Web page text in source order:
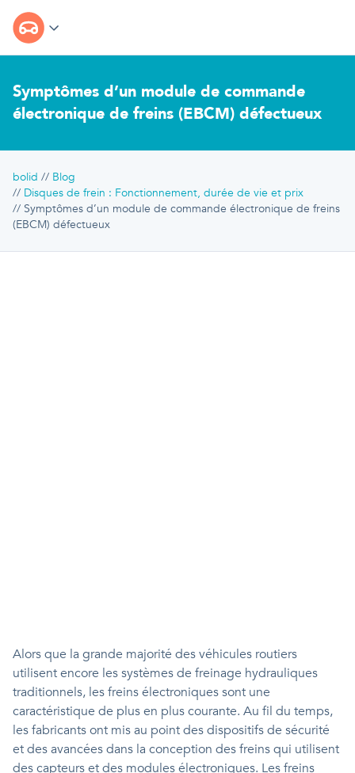
Symptômes d’un module de commande
électronique de freins (EBCM) défectueux
bolid
Blog
Disques de frein : Fonctionnement, durée de vie et prix
Symptômes d’un module de commande électronique de freins
(EBCM) défectueux
Alors que la grande majorité des véhicules routiers
utilisent encore les systèmes de freinage hydrauliques
traditionnels, les freins électroniques sont une
caractéristique de plus en plus courante. Au fil du temps,
les fabricants ont mis au point des dispositifs de sécurité
et des avancées dans la conception des freins qui utilisent
des capteurs et des modules électroniques. Les freins